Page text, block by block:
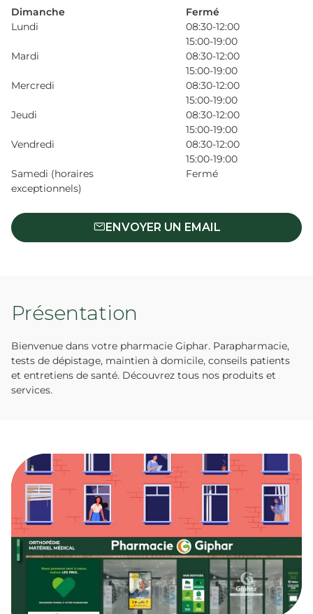
Dimanche
Fermé
Lundi
08:30-12:00
15:00-19:00
Mardi
08:30-12:00
15:00-19:00
Mercredi
08:30-12:00
15:00-19:00
Jeudi
08:30-12:00
15:00-19:00
Vendredi
08:30-12:00
15:00-19:00
Samedi (horaires
exceptionnels)
Fermé
ENVOYER UN EMAIL
Présentation
Bienvenue dans votre pharmacie Giphar. Parapharmacie,
tests de dépistage, maintien à domicile, conseils patients
et entretiens de santé. Découvrez tous nos produits et
services.